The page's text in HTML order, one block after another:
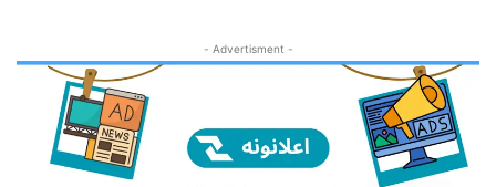
- Advertisment -